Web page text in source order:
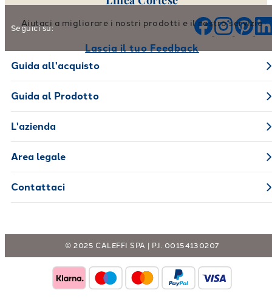
Aiutaci a migliorare i nostri prodotti e il nostro servizio
Lascia il tuo Feedback
Seguici su:
Guida all'acquisto
Guida al Prodotto
L'azienda
Area legale
Contattaci
© 2025 CALEFFI SPA | P.I. 00154130207